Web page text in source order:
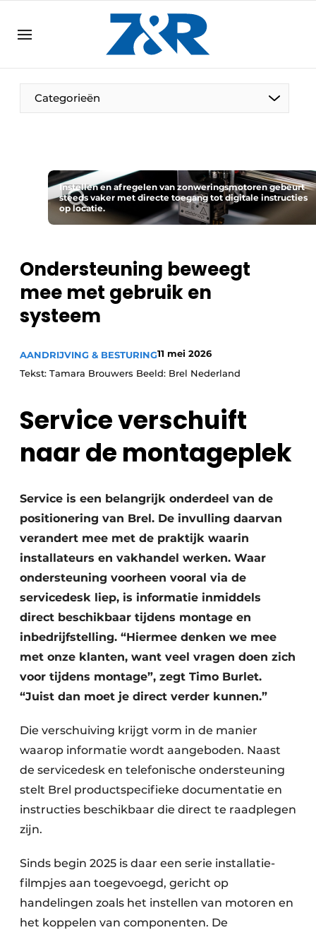
DE EN
NL
Categorieën
Instellen en afregelen van zonweringsmotoren gebeurt
steeds vaker met directe toegang tot digitale instructies
op locatie.
Ondersteuning beweegt
mee met gebruik en
systeem
AANDRIJVING & BESTURING11 mei 2026
Tekst: Tamara Brouwers Beeld: Brel Nederland
Service verschuift
naar de montageplek
Service is een belangrijk onderdeel van de
positionering van Brel. De invulling daarvan
verandert mee met de praktijk waarin
installateurs en vakhandel werken. Waar
ondersteuning voorheen vooral via de
servicedesk liep, is informatie inmiddels
direct beschikbaar tijdens montage en
inbedrijfstelling. “Hiermee denken we mee
met onze klanten, want veel vragen doen zich
voor tijdens montage”, zegt Timo Burlet.
“Juist dan moet je direct verder kunnen.”
Die verschuiving krijgt vorm in de manier
waarop informatie wordt aangeboden. Naast
de servicedesk en telefonische ondersteuning
stelt Brel productspecifieke documentatie en
instructies beschikbaar die direct te raadplegen
zijn.
Sinds begin 2025 is daar een serie installatie­
filmpjes aan toegevoegd, gericht op
handelingen zoals het instellen van motoren en
het koppelen van componenten. De